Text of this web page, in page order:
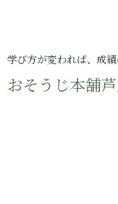
学び方が変われば、成績
おそうじ本舗